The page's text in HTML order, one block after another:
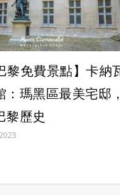
黎免費景點】卡納
：瑪黑區最美宅邸，
黎歷史